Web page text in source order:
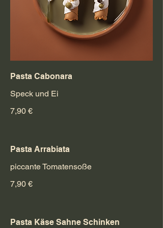
Pasta Cabonara
Speck und Ei
7,90 €
Pasta Arrabiata
piccante Tomatensoße
7,90 €
Pasta Käse Sahne Schinken